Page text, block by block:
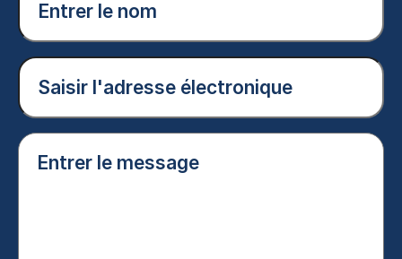
nom
(Nécessaire)
Courriel
(Nécessaire)
Entrer